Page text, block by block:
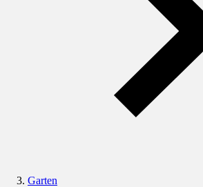
Garten